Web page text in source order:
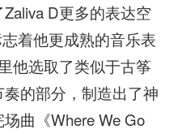
D更多的表达空
着他更成熟的音乐表
他选取了类似于古筝
的部分，制造出了神
曲《Where We Go